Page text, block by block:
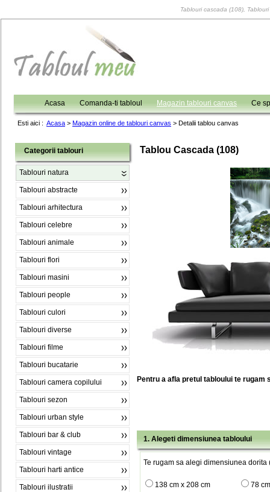
Tablouri cascada (108),
Acasa Comanda-ti tabloul Magazin tablouri canvas Ce
Esti aici : Acasa > Magazin online de tablouri canvas > Detalii tablou canvas
Categorii tablouri
Tablouri natura
Tablouri abstracte
Tablouri arhitectura
Tablouri celebre
Tablouri animale
Tablouri flori
Tablouri masini
Tablouri people
Tablouri culori
Tablouri diverse
Tablouri filme
Tablouri bucatarie
Tablouri camera copilului
Tablouri sezon
Tablouri urban style
Tablouri bar & club
Tablouri vintage
Tablouri harti antice
Tablouri ilustratii
Tablou Cascada (108)
Pentru a afla pretul tabloului te rugam
1. Alegeti dimensiunea tabloului
Te rugam sa alegi dimensiunea dorita
138 cm x 208 cm
78